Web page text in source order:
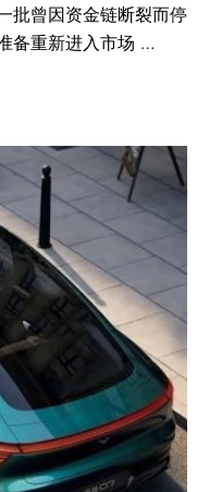
批曾因资金链断裂而停
备重新进入市场 …